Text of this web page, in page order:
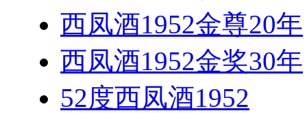
西凤酒1952金尊20年
西凤酒1952金奖30年
52度西凤酒1952